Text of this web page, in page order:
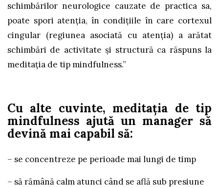
schimbărilor neurologice cauzate de practica sa,
poate spori atenția, în condițiile în care cortexul
cingular (regiunea asociată cu atenția) a arătat
schimbări de activitate și structură ca răspuns la
meditația de tip mindfulness.”
Cu alte cuvinte, meditația de tip
mindfulness ajută un manager să
devină mai capabil să:
– se concentreze pe perioade mai lungi de timp
– să rămână calm atunci când se află sub presiune